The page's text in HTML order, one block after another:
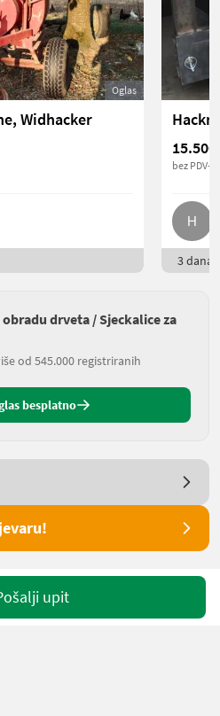
Oglas
Widhacker
15.500
bez PDV-a
3 dana
drveta / Sjeckalice za
od 545.000 registriranih
besplatno
upit